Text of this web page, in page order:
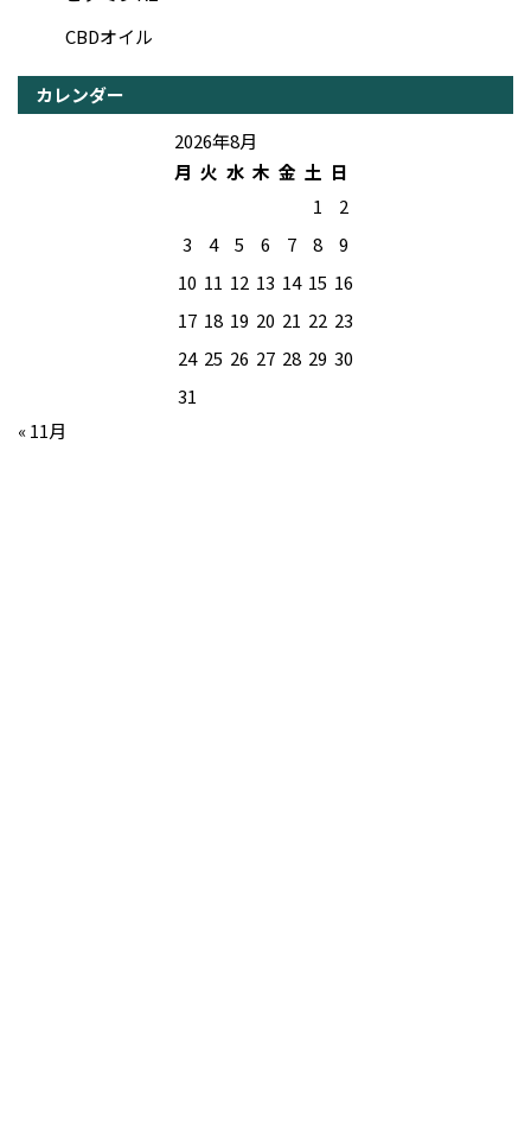
CBDオイル
カレンダー
2026年8月
月 火 水 木 金 土 日
1
2
3
4 5 6 7 8
9
10 11 12 13 14 15 16
17 18 19 20 21 22 23
24 25 26 27 28 29 30
31
« 11月